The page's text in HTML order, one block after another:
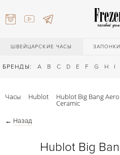
ШВЕЙЦАРСКИЕ ЧАСЫ
БРЕНДЫ: A B C D E F G H I
Часы Hublot Hublot Big Bang
Ceramic
← Назад
Hublot Big